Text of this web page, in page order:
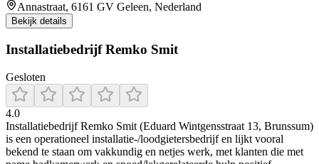
Annastraat, 6161 GV Geleen, Nederland
Bekijk details
Installatiebedrijf Remko Smit
Gesloten
4.0
Installatiebedrijf Remko Smit (Eduard Wintgensstraat 13, Brunssum)
is een operationeel installatie-/loodgietersbedrijf en lijkt vooral
bekend te staan om vakkundig en netjes werk, met klanten die met